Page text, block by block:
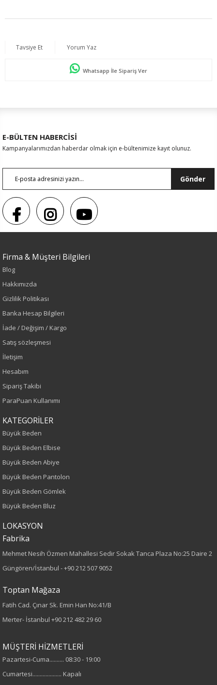
Sezon : YAZLIK
Renk
Kahve
Sezon
İlkbahar-Yaz
Yaş Grubu
Kalıp
Büyük Beden
Boy
120
Dokuma
Düz
Kumaş
Cinsiyet
Kadın
Tavsiye Et Yorum Yaz
Whatsapp İle Sipariş Ver
E-BÜLTEN HABERCİSİ
Kampanyalarımızdan haberdar olmak için e-bültenimize kayıt olunuz.
Gönder
Firma & Müşteri Bilgileri
Blog
Hakkımızda
Gizlilik Politikası
Banka Hesap Bilgileri
İade / Değişim / Kargo
Satış sözleşmesi
İletişim
Hesabım
Sipariş Takibi
ParaPuan Kullanımı
KATEGORİLER
Büyük Beden
Büyük Beden Elbise
Büyük Beden Abiye
Büyük Beden Pantolon
Büyük Beden Gömlek
Büyük Beden Bluz
LOKASYON
Fabrika
Mehmet Nesih Özmen Mahallesi Sedir Sokak Tanca Plaza No:25 Daire 2
Güngören/İstanbul -+90 212 507 9052
Toptan Mağaza
Fatih Cad. Çınar Sk. Emin Han No:41/B
Merter- İstanbul +90 212 482 29 60
MÜŞTERİ HİZMETLERİ
Pazartesi-Cuma.......... 08:30 - 19:00
Cumartesi.................... Kapalı